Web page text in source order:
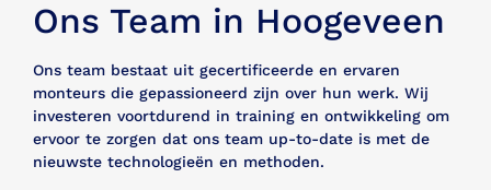
Ons Team in Hoogeveen
Ons team bestaat uit gecertificeerde en ervaren
monteurs die gepassioneerd zijn over hun werk. Wij
investeren voortdurend in training en ontwikkeling om
ervoor te zorgen dat ons team up-to-date is met de
nieuwste technologieën en methoden.